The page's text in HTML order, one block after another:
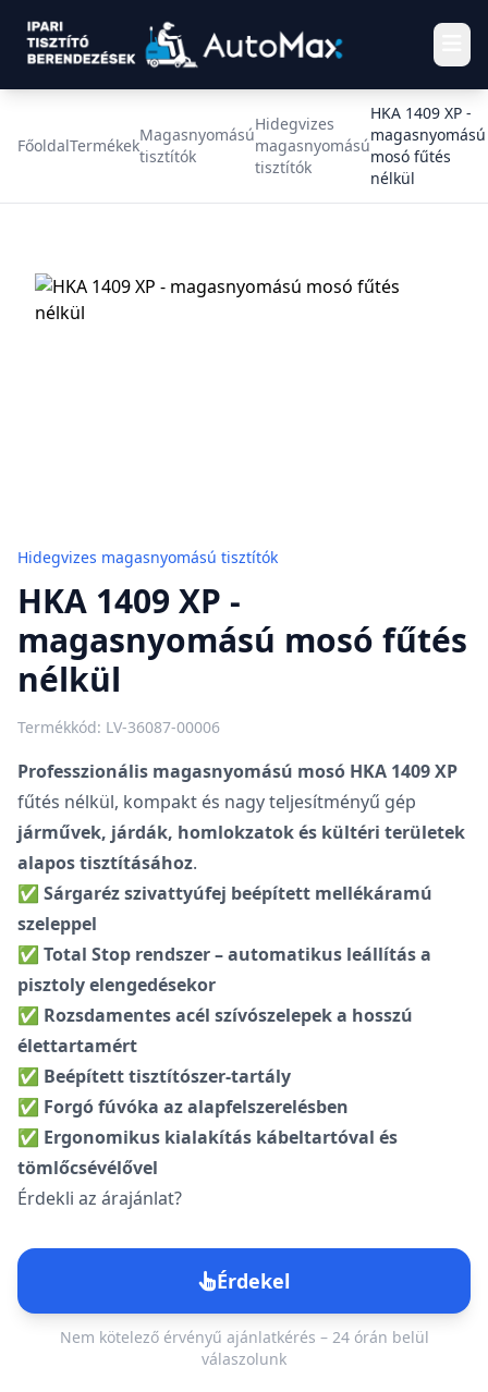
FőoldalTermékek
Magasnyomású
tisztítók
Hidegvizes
magasnyomású
tisztítók
HKA 1409 XP -
magasnyomású
mosó fűtés
nélkül
Hidegvizes magasnyomású tisztítók
HKA 1409 XP -
magasnyomású mosó fűtés
nélkül
Termékkód: LV-36087-00006
Professzionális magasnyomású mosó HKA 1409 XP
fűtés nélkül, kompakt és nagy teljesítményű gép
járművek, járdák, homlokzatok és kültéri területek
alapos tisztításához.
✅ Sárgaréz szivattyúfej beépített mellékáramú
szeleppel
✅ Total Stop rendszer – automatikus leállítás a
pisztoly elengedésekor
✅ Rozsdamentes acél szívószelepek a hosszú
élettartamért
✅ Beépített tisztítószer-tartály
✅ Forgó fúvóka az alapfelszerelésben
✅ Ergonomikus kialakítás kábeltartóval és
tömlőcsévélővel
Érdekli az árajánlat?
Érdekel
Nem kötelező érvényű ajánlatkérés – 24 órán belül
válaszolunk